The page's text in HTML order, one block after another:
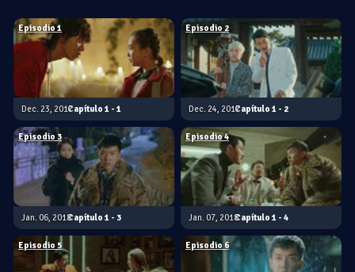
1 - 1
Episodio 1
Dec. 23, 2017 1 - 2
Episodio 2
Dec. 24, 2017
1 - 3
Episodio 3
Jan. 06, 2018 1 - 4
Episodio 4
Jan. 07, 2018
Episodio 5 Episodio 6